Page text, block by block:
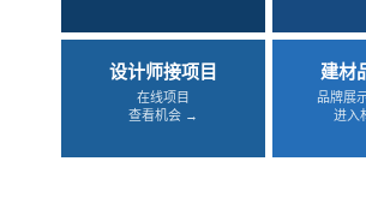
设计师接项目
在线项目
查看机会 →
建材
品牌展
进入